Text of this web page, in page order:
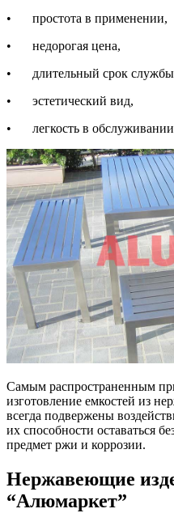
•
простота в применении,
•
недорогая цена,
•
длительный срок
•
эстетический вид,
•
легкость в
Самым распространенным
изготовление емкостей из
всегда подвержены
их способности оставаться
предмет ржи и коррозии.
Нержавеющие
“Алюмаркет”